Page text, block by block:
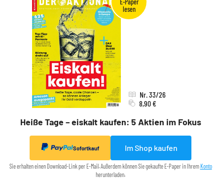
Heiße Tage – eiskalt kaufen: 5 Aktien im Fokus
Nr. 33/26
8,90 €
Sofortkauf Im Shop kaufen
Sie erhalten einen Download-Link per E-Mail. Außerdem können Sie gekaufte E-Paper in Ihrem Konto
herunterladen.